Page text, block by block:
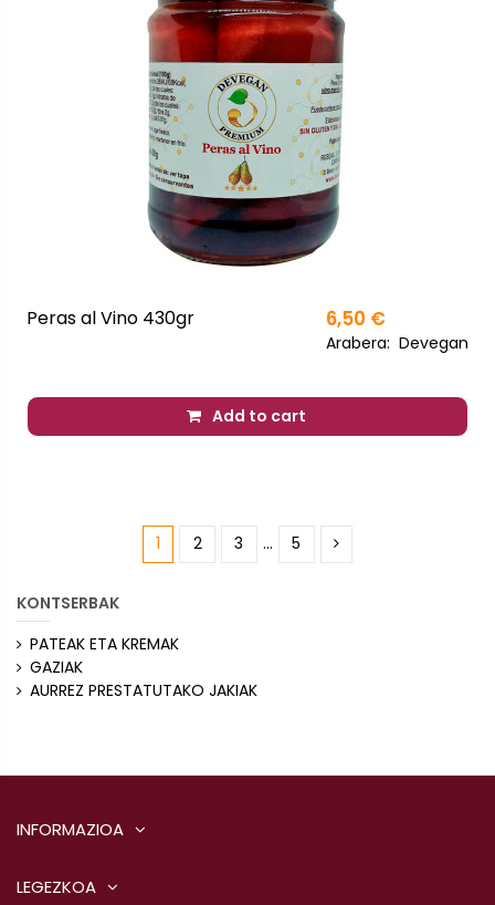
Peras al Vino 430gr 6,50 €
Arabera: Devegan
Add to cart
1 2 3 … 5
KONTSERBAK
PATEAK ETA KREMAK
GAZIAK
AURREZ PRESTATUTAKO JAKIAK
INFORMAZIOA
LEGEZKOA